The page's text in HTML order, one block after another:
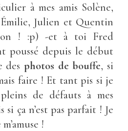
à mes amis Solène,
Julien et Quentin
! :p) -et à toi Fred
poussé depuis le début
des photos de bouffe, si
faire ! Et tant pis si je
de défauts à mes
ça n’est pas parfait ! Je
!